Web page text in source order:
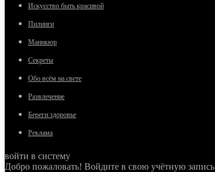
Искусство быть красивой
Пилинги
Маникюр
Секреты
Обо всём на свете
Развлечение
Береги здоровье
Реклама
войти в систему
Добро пожаловать! Войдите в свою учётную запись